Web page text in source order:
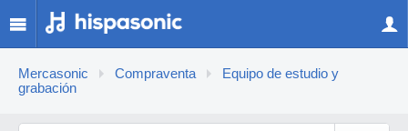
Mercasonic Compraventa
Equipo de estudio y
grabación